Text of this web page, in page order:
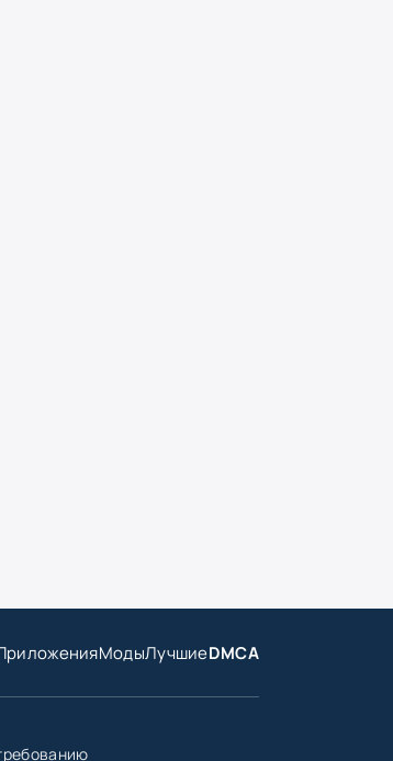
МодыЛучшиеDMCA